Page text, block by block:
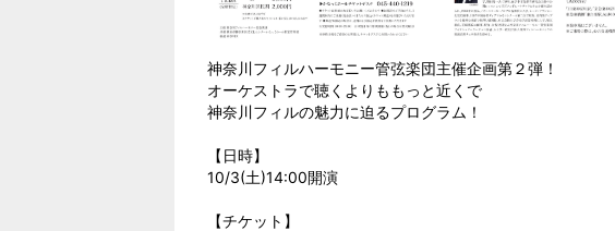
神奈川フィルハーモニー管弦楽団主催企画第２弾！
オーケストラで聴くよりももっと近くで
神奈川フィルの魅力に迫るプログラム！
【日時】
10/3(土)14:00開演
【チケット】